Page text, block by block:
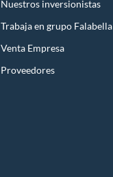
Nuestros inversionistas
Trabaja en grupo Falabella
Venta Empresa
Proveedores